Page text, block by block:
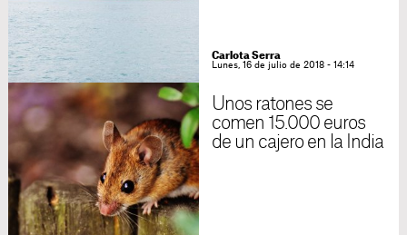
Carlota Serra
Lunes, 16 de julio de 2018 - 14:14
Unos ratones se
comen 15.000 euros
de un cajero en la India